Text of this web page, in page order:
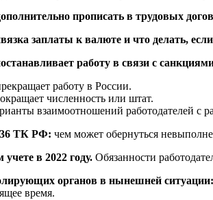
прописать в трудовых
заплаты к валюте и что делать,
работу в связи с
работу в России.
численность или штат.
взаимоотношений работодателей с
ТК РФ: чем может обернуться
в 2022 году. Обязанности
органов в нынешней ситуации:
время.